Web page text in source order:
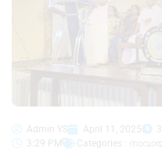
Admin YS April 11, 2025
3:29 PM
Categories :